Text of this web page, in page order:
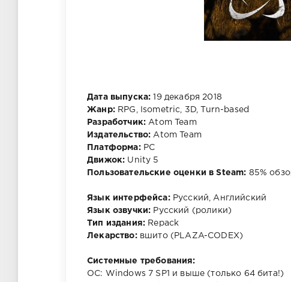
Дата выпуска: 19 декабря 2018
Жанр:RPG, Isometric, 3D, Turn-based
Разработчик: Atom Team
Издательство: Atom Team
Платформа:PC
Движок: Unity 5
Пользовательские оценки в Steam: 85%
Язык интерфейса:Русский, Английский
Язык озвучки: Русский (ролики)
Тип издания: Repack
Лекарство:вшито (PLAZA-CODEX)
Системные требования:
ОС: Windows 7 SP1 и выше (только 64 бита!)